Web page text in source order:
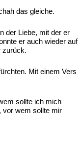
das gleiche.
der Liebe, mit der er
er auch wieder auf
zurück.
Mit einem Vers
sollte ich mich
vor wem sollte mir